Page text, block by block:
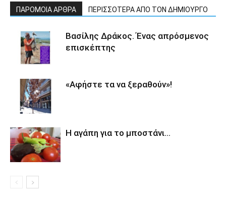
ΠΑΡΟΜΟΙΑ ΑΡΘΡΑ ΠΕΡΙΣΣΟΤΕΡΑ ΑΠΟ ΤΟΝ ΔΗΜΙΟΥΡΓΟ
Βασίλης Δράκος. Ένας απρόσμενος
επισκέπτης
«Αφήστε τα να ξεραθούν»!
Η αγάπη για το μποστάνι…